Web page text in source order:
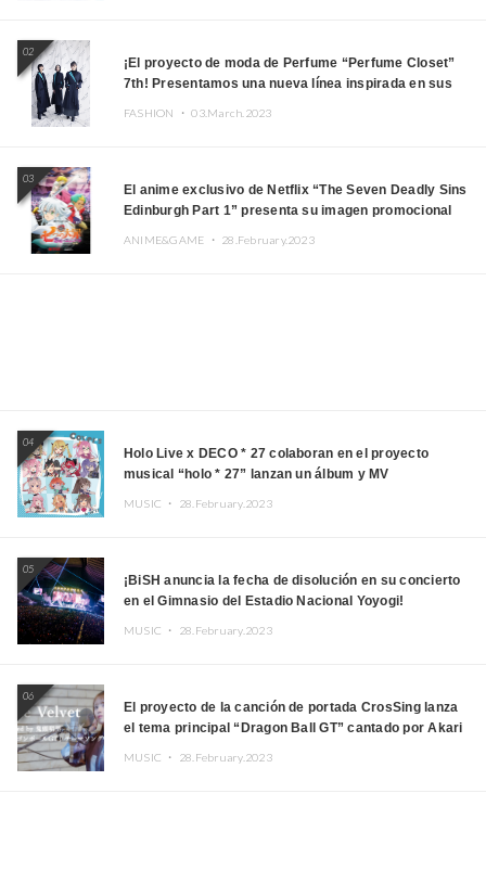
02
¡El proyecto de moda de Perfume “Perfume Closet”
7th! Presentamos una nueva línea inspirada en sus
FASHION ・03.March.2023
03
El anime exclusivo de Netflix “The Seven Deadly Sins
Edinburgh Part 1” presenta su imagen promocional
ANIME&GAME ・ 28.February.2023
04
Holo Live x DECO * 27 colaboran en el proyecto
musical “holo * 27” lanzan un álbum y MV
MUSIC ・ 28.February.2023
05
¡BiSH anuncia la fecha de disolución en su concierto
en el Gimnasio del Estadio Nacional Yoyogi!
MUSIC ・ 28.February.2023
06
El proyecto de la canción de portada CrosSing lanza
el tema principal “Dragon Ball GT” cantado por Akari
MUSIC ・ 28.February.2023